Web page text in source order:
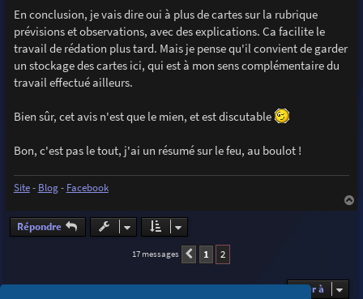
En conclusion, je vais dire oui à plus de cartes sur la rubrique
prévisions et observations, avec des explications. Ca facilite le
travail de rédation plus tard. Mais je pense qu'il convient de garder
un stockage des cartes ici, qui est à mon sens complémentaire du
travail effectué ailleurs.
Bien sûr, cet avis n'est que le mien, et est discutable
Bon, c'est pas le tout, j'ai un résumé sur le feu, au boulot !
Site- Blog- Facebook
a
Répondre
17 messages Précédente
1 2
Aller à